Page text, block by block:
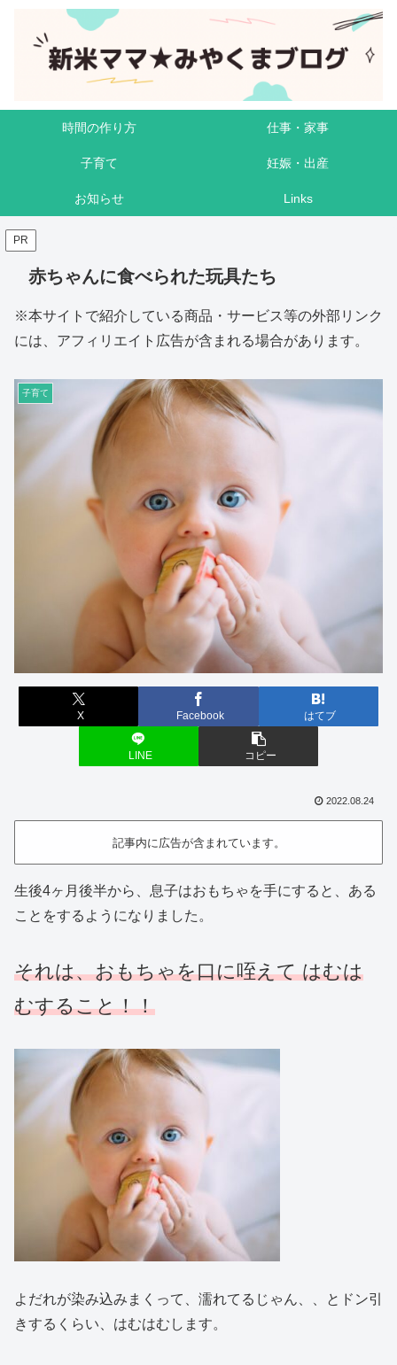
時間の作り方 仕事・家事
子育て 妊娠・出産
お知らせ Links
PR
赤ちゃんに食べられた玩具たち
※本サイトで紹介している商品・サービス等の外部リンク
には、アフィリエイト広告が含まれる場合があります。
子育て
X Facebook はてブ
LINE コピー
2022.08.24
記事内に広告が含まれています。
生後4ヶ月後半から、息子はおもちゃを手にすると、ある
ことをするようになりました。
それは、おもちゃを口に咥えて はむは
むすること！！
よだれが染み込みまくって、濡れてるじゃん、、とドン引
きするくらい、はむはむします。